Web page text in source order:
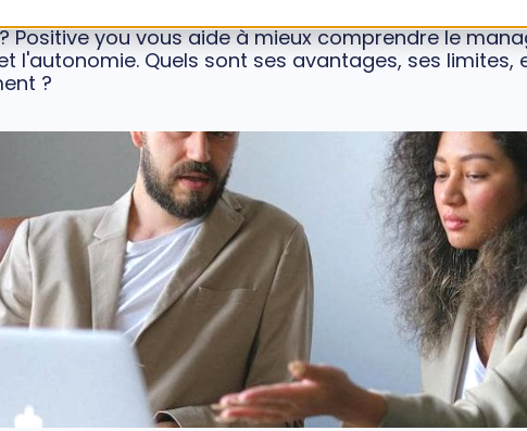
trop présent pour ses collaborateurs ou bien
Positive you vous aide à mieux comprendre le
l'autonomie. Quels sont ses avantages, ses
?